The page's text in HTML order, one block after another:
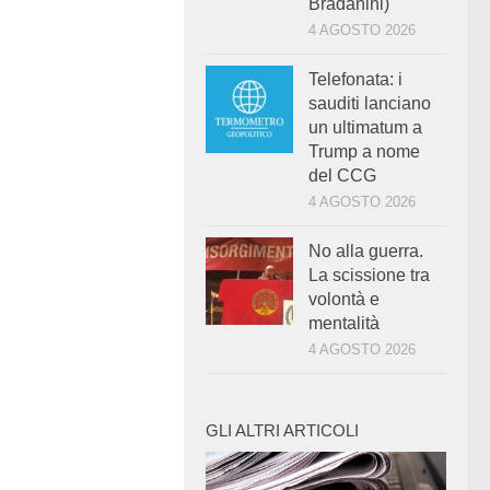
Bradanini)
4 AGOSTO 2026
Telefonata: i
sauditi lanciano
un ultimatum a
Trump a nome
del CCG
4 AGOSTO 2026
No alla guerra.
La scissione tra
volontà e
mentalità
4 AGOSTO 2026
GLI ALTRI ARTICOLI